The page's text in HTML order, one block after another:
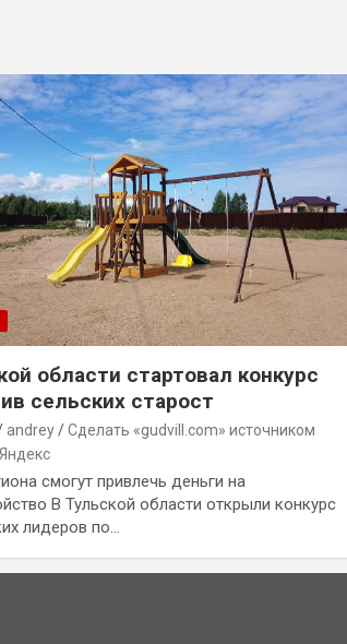
области стартовал конкурс
сельских старост
andrey
Сделать «gudvill.com» источником
смогут привлечь деньги на
В Тульской области открыли конкурс
лидеров по…